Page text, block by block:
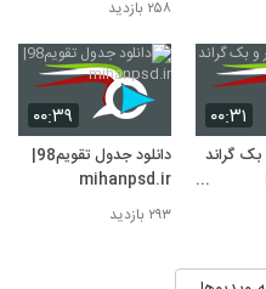
۲۵۸ بازدید
۰۰:۳۱
بک گراند
۰۰:۳۹
دانلود جدول تقویم98|
mihanpsd.ir
۲۹۳ بازدید